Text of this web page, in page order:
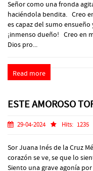
Señor como una fronda
haciéndola bendita. Creo
es capaz del sumo
¡inmenso dueño! Creo en
Dios pro...
Read more
ESTE AMOROSO
29-04-2024 Hits: 1235
Sor Juana Inés de la Cruz
corazón se ve, se que lo
Siento una grave agonía